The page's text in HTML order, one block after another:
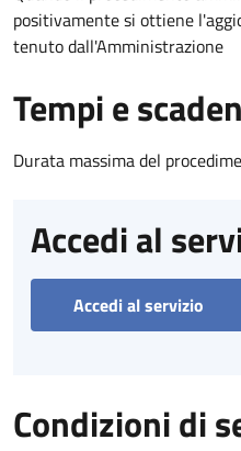
positivamente si ottiene
tenuto dall'Amministrazione
Tempi e
Durata massima del
Accedi al
Accedi al servizio
Condizioni di